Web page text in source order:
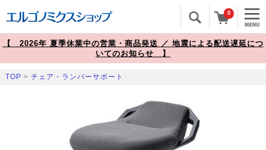
0
【 2026年 夏季休業中の営業・商品発送 ／ 地震による配送遅延につ
いてのお知らせ 】
TOP > チェア・ランバーサポート